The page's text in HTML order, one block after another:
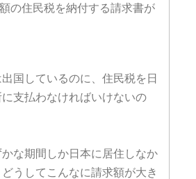
の住民税を納付する請求書が
国しているのに、住民税を日
支払わなければいけないの
な期間しか日本に居住しなか
うしてこんなに請求額が大き